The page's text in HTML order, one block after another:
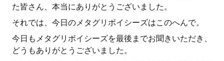
た皆さん、本当にありがとうございました。
それでは、今日のメタグリボイシーズはこのへんで。
今日もメタグリボイシーズを最後までお聞きいただき、
どうもありがとうございました。